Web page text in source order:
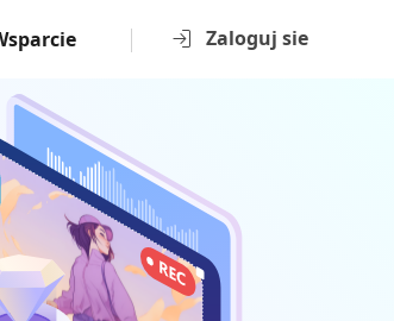
Zaloguj sie